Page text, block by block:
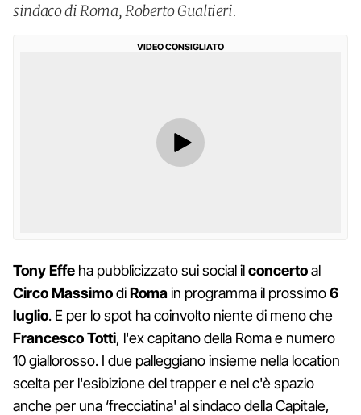
sindaco di Roma, Roberto Gualtieri.
VIDEO CONSIGLIATO
Tony Effe ha pubblicizzato sui social ilconcertoal
Circo MassimodiRomain programma il prossimo6
luglio. E per lo spot ha coinvolto niente di meno che
Francesco Totti, l'ex capitano della Roma e numero
10 giallorosso. I due palleggiano insieme nella location
scelta per l'esibizione del trapper e nel c'è spazio
anche per una ‘frecciatina' al sindaco della Capitale,